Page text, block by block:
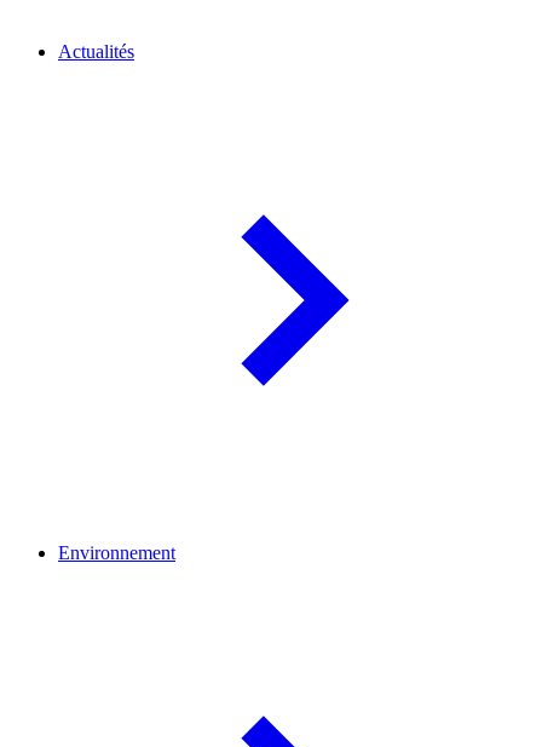
Actualités
Environnement